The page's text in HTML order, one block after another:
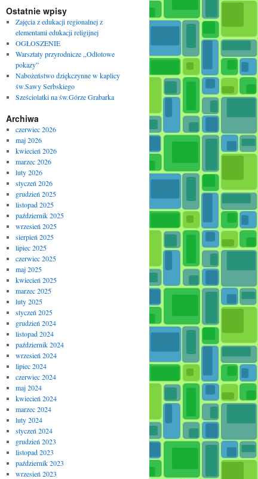
Ostatnie wpisy
Zajęcia z edukacji regionalnej z
elementami edukacji religijnej
OGŁOSZENIE
Warsztaty przyrodnicze ,,Odlotowe
pokazy”
Nabożeństwo dziękczynne w kaplicy
św.Sawy Serbskiego
Sześciolatki na św.Górze Grabarka
Archiwa
czerwiec 2026
maj 2026
kwiecień 2026
marzec 2026
luty 2026
styczeń 2026
grudzień 2025
listopad 2025
październik 2025
wrzesień 2025
sierpień 2025
lipiec 2025
czerwiec 2025
maj 2025
kwiecień 2025
marzec 2025
luty 2025
styczeń 2025
grudzień 2024
listopad 2024
październik 2024
wrzesień 2024
lipiec 2024
czerwiec 2024
maj 2024
kwiecień 2024
marzec 2024
luty 2024
styczeń 2024
grudzień 2023
listopad 2023
październik 2023
wrzesień 2023